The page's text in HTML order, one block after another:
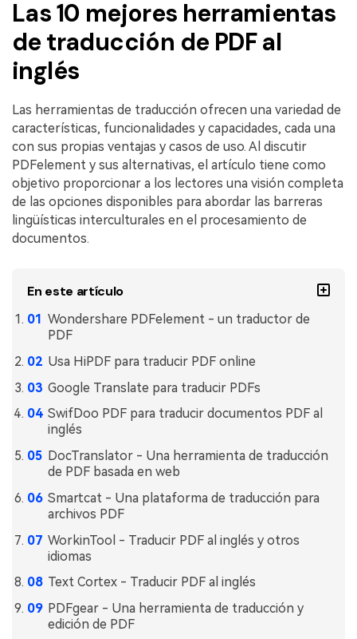
Las 10 mejores herramientas
de traducción de PDF al
inglés
Las herramientas de traducción ofrecen una variedad de
características, funcionalidades y capacidades, cada una
con sus propias ventajas y casos de uso. Al discutir
PDFelement y sus alternativas, el artículo tiene como
objetivo proporcionar a los lectores una visión completa
de las opciones disponibles para abordar las barreras
lingüísticas interculturales en el procesamiento de
documentos.
En este artículo
Wondershare PDFelement - un traductor de
PDF
Usa HiPDF para traducir PDF online
Google Translate para traducir PDFs
SwifDoo PDF para traducir documentos PDF al
inglés
DocTranslator - Una herramienta de traducción
de PDF basada en web
Smartcat - Una plataforma de traducción para
archivos PDF
WorkinTool - Traducir PDF al inglés y otros
idiomas
Text Cortex - Traducir PDF al inglés
PDFgear - Una herramienta de traducción y
edición de PDF